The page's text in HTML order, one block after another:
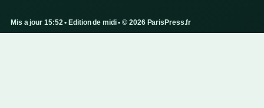
Mis a jour 15:52 • Edition de midi • © 2026 ParisPress.fr